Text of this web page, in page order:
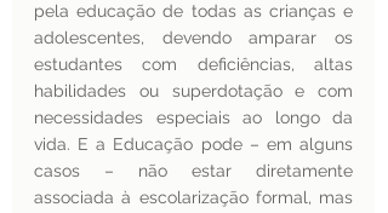
pela educação de todas as crianças e
adolescentes, devendo amparar os
estudantes com deficiências, altas
habilidades ou superdotação e com
necessidades especiais ao longo da
vida. E a Educação pode – em alguns
casos – não estar diretamente
associada à escolarização formal, mas